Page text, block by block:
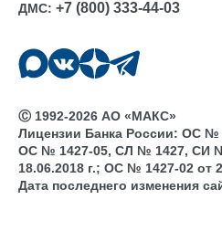
ДМС: +7 (800) 333-44-03
Ⓒ 1992-2026 АО «МАКС»
Лицензии Банка России: ОС №
ОС № 1427-05, СЛ № 1427, СИ
18.06.2018 г.; ОС № 1427-02 от
Дата последнего изменения